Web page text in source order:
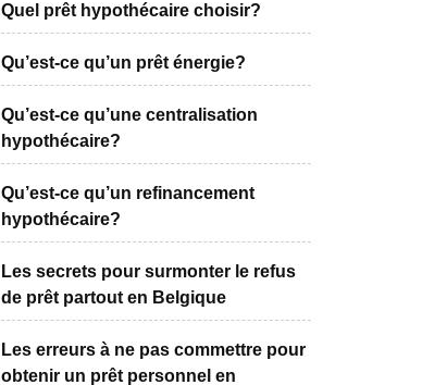
Quel prêt hypothécaire choisir?
Qu’est-ce qu’un prêt énergie?
Qu’est-ce qu’une centralisation
hypothécaire?
Qu’est-ce qu’un refinancement
hypothécaire?
Les secrets pour surmonter le refus
de prêt partout en Belgique
Les erreurs à ne pas commettre pour
obtenir un prêt personnel en